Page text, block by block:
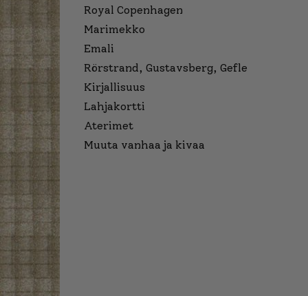
Royal Copenhagen
Marimekko
Emali
Rörstrand, Gustavsberg, Gefle
Kirjallisuus
Lahjakortti
Aterimet
Muuta vanhaa ja kivaa